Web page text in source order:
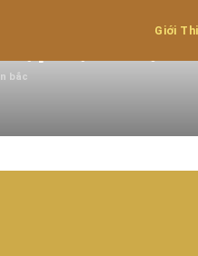
Giới
Lạc Thịnh
bắc